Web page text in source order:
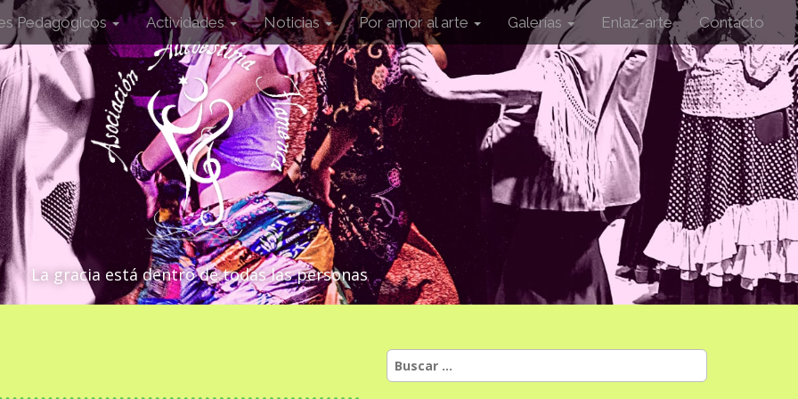
Pedagógicos Actividades Noticias Por amor al arte Galerías Enlaz-arte Contacto
La gracia está dentro de todas las personas
Buscar: